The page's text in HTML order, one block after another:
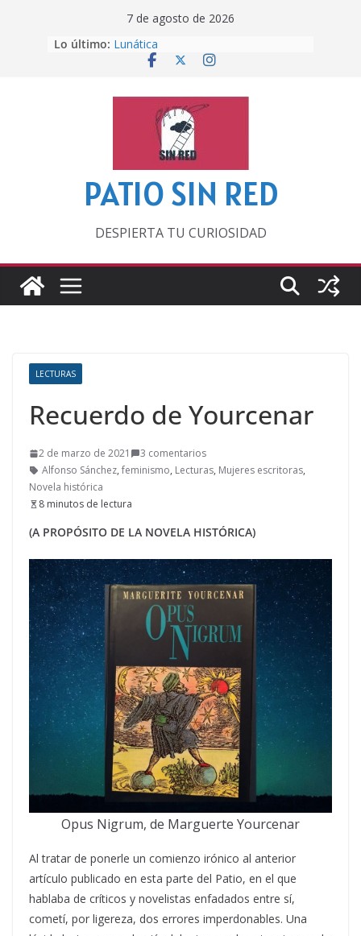
7 de agosto de 2026
Lo último: Lunática
Pero, hasta entonces…
‘La broma infinita’ de recomendar
lecturas veraniegas
PATIO SIN RED
DESPIERTA TU CURIOSIDAD
LECTURAS
Recuerdo de Yourcenar
2 de marzo de 2021
3 comentarios
Alfonso Sánchez, feminismo, Lecturas, Mujeres escritoras,
Novela histórica
8 minutos de lectura
(A PROPÓSITO DE LA NOVELA HISTÓRICA)
Opus Nigrum, de Marguerte Yourcenar
Al tratar de ponerle un comienzo irónico al anterior
artículo publicado en esta parte del Patio, en el que
hablaba de críticos y novelistas enfadados entre sí,
cometí, por ligereza, dos errores imperdonables. Una